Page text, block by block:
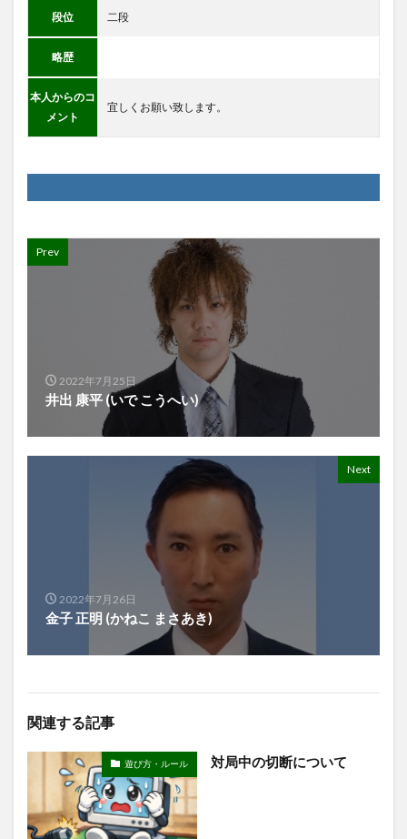
段位 二段
略歴
本人からのコ
メント
宜しくお願い致します。
Prev
2022年7月25日
井出 康平 (いで こうへい)
Next
2022年7月26日
金子 正明 (かねこ まさあき)
関連する記事
遊び方・ルール 対局中の切断について